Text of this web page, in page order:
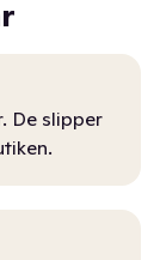
De slipper